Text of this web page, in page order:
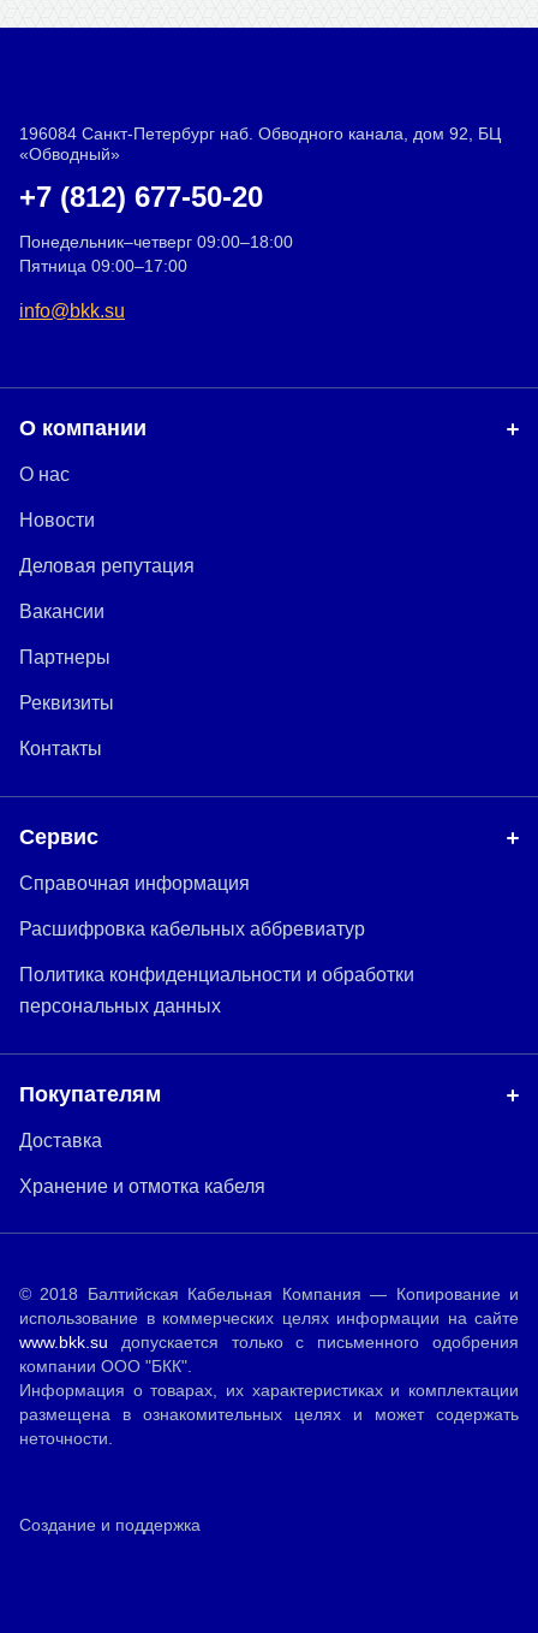
196084 Санкт-Петербург наб. Обводного канала, дом 92, БЦ
«Обводный»
+7 (812) 677-50-20
Понедельник–четверг 09:00–18:00
Пятница 09:00–17:00
info@bkk.su
О компании
О нас
Новости
Деловая репутация
Вакансии
Партнеры
Реквизиты
Контакты
Сервис
Справочная информация
Расшифровка кабельных аббревиатур
Политика конфиденциальности и обработки
персональных данных
Покупателям
Доставка
Хранение и отмотка кабеля
© 2018 Балтийская Кабельная Компания — Копирование и
использование в коммерческих целях информации на сайте
www.bkk.su допускается только с письменного одобрения
компании ООО "БКК".
Информация о товарах, их характеристиках и комплектации
размещена в ознакомительных целях и может содержать
неточности.
Создание и поддержка